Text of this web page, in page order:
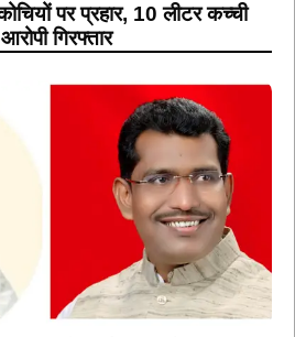
पर प्रहार, 10 लीटर कच्ची
गिरफ्तार